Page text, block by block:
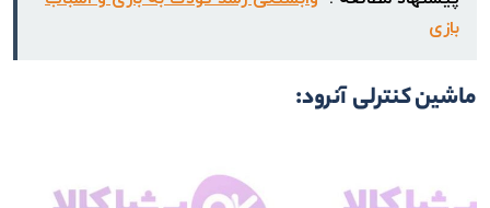
بازی
ماشین کنترلی آنرود: